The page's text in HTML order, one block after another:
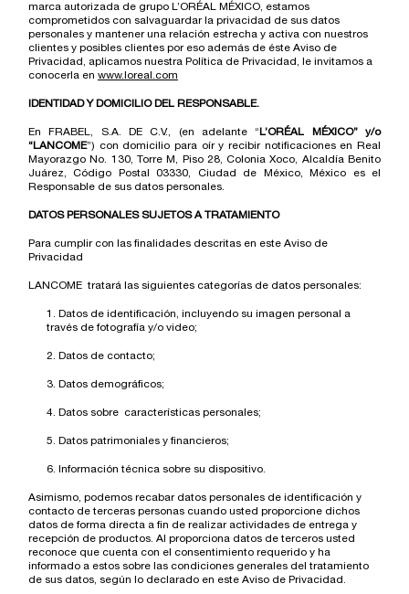
marca autorizada de grupo L’ORÉAL MÉXICO, estamos
comprometidos con salvaguardar la privacidad de sus datos
personales y mantener una relación estrecha y activa con nuestros
clientes y posibles clientes por eso además de éste Aviso de
Privacidad, aplicamos nuestra Política de Privacidad, le invitamos a
conocerla en www.loreal.com
IDENTIDAD Y DOMICILIO DEL RESPONSABLE.
En FRABEL, S.A. DE C.V., (en adelante “ L’ORÉAL MÉXICO” y/o
“LANCOME”) con domicilio para oír y recibir notificaciones en Real
Mayorazgo No. 130, Torre M, Piso 28, Colonia Xoco, Alcaldía Benito
Juárez, Código Postal 03330, Ciudad de México, México es el
Responsable de sus datos personales.
DATOS PERSONALES SUJETOS A TRATAMIENTO
Para cumplir con las finalidades descritas en este Aviso de
Privacidad
LANCOME tratará las siguientes categorías de datos personales:
1. Datos de identificación, incluyendo su imagen personal a
través de fotografía y/o video;
2. Datos de contacto;
3. Datos demográficos;
4. Datos sobre características personales;
5. Datos patrimoniales y financieros;
6. Información técnica sobre su dispositivo.
Asimismo, podemos recabar datos personales de identificación y
contacto de terceras personas cuando usted proporcione dichos
datos de forma directa a fin de realizar actividades de entrega y
recepción de productos. Al proporciona datos de terceros usted
reconoce que cuenta con el consentimiento requerido y ha
informado a estos sobre las condiciones generales del tratamiento
de sus datos, según lo declarado en este Aviso de Privacidad.